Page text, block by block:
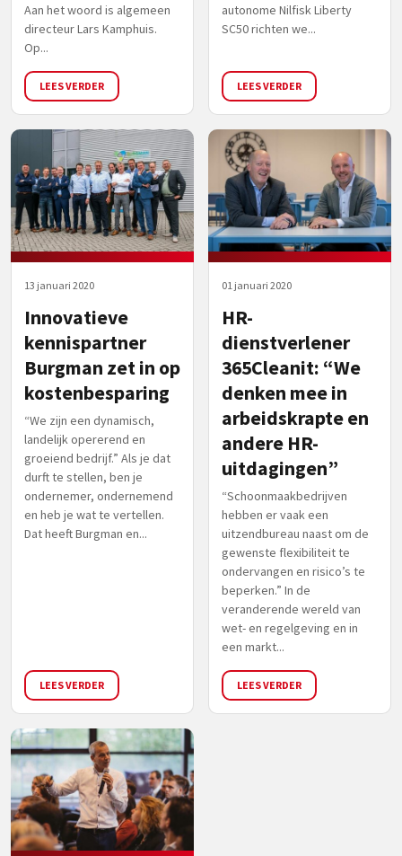
Aan het woord is algemeen
directeur Lars Kamphuis.
Op...
LEES VERDER
autonome Nilfisk Liberty
SC50 richten we...
LEES VERDER
13 januari 2020
Innovatieve
kennispartner
Burgman zet in op
kostenbesparing
“We zijn een dynamisch,
landelijk opererend en
groeiend bedrijf.” Als je dat
durft te stellen, ben je
ondernemer, ondernemend
en heb je wat te vertellen.
Dat heeft Burgman en...
LEES VERDER
01 januari 2020
HR-
dienstverlener
365Cleanit: “We
denken mee in
arbeidskrapte en
andere HR-
uitdagingen”
“Schoonmaakbedrijven
hebben er vaak een
uitzendbureau naast om de
gewenste flexibiliteit te
ondervangen en risico’s te
beperken.” In de
veranderende wereld van
wet- en regelgeving en in
een markt...
LEES VERDER